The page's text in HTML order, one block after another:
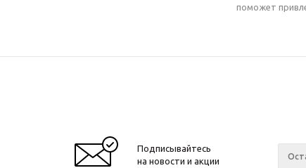
поможет
Подписывайтесь
на новости и акции